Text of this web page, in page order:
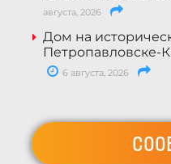
августа, 2026
Дом на
Петропавловске-
6 августа, 2026